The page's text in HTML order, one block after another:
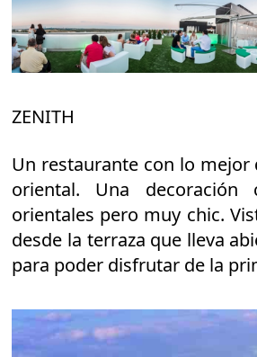
ZENITH
Un restaurante con lo mejor
oriental. Una decoración
orientales pero muy chic.
desde la terraza que lleva
para poder disfrutar de la